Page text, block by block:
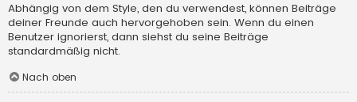
Abhängig von dem Style, den du verwendest, können Beiträge
deiner Freunde auch hervorgehoben sein. Wenn du einen
Benutzer ignorierst, dann siehst du seine Beiträge
standardmäßig nicht.
Nach oben